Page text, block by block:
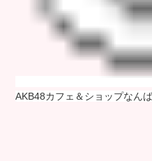
AKB48カフェ＆ショップなんば